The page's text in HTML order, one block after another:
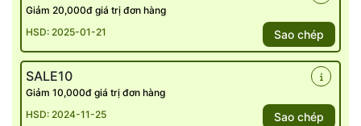
Giảm 20,000đ giá trị đơn hàng
HSD: 2025-01-21
Sao chép
SALE10
Giảm 10,000đ giá trị đơn hàng
HSD: 2024-11-25
Sao chép